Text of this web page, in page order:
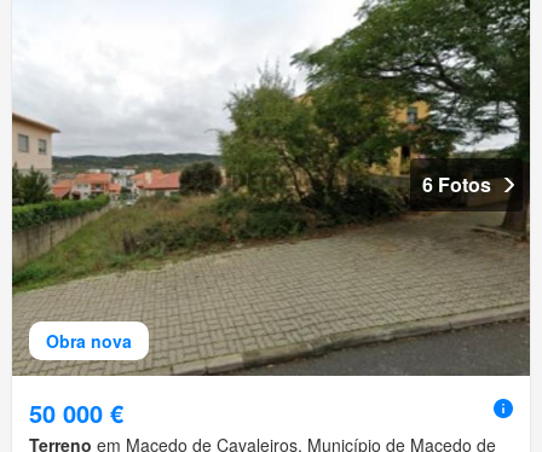
Obra nova
6 Fotos
50 000 €
Terreno em Macedo de Cavaleiros, Município de Macedo de